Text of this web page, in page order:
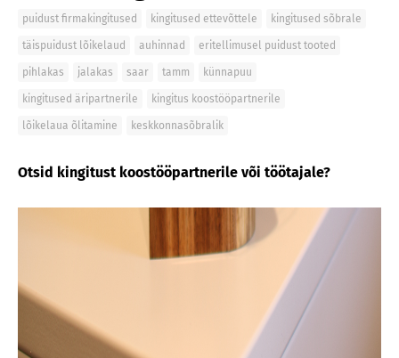
puidust firmakingitused kingitused ettevõttele kingitused sõbrale
täispuidust lõikelaud auhinnad eritellimusel puidust tooted
pihlakas jalakas saar tamm künnapuu
kingitused äripartnerile kingitus koostööpartnerile
lõikelaua õlitamine keskkonnasõbralik
Otsid kingitust koostööpartnerile või töötajale?